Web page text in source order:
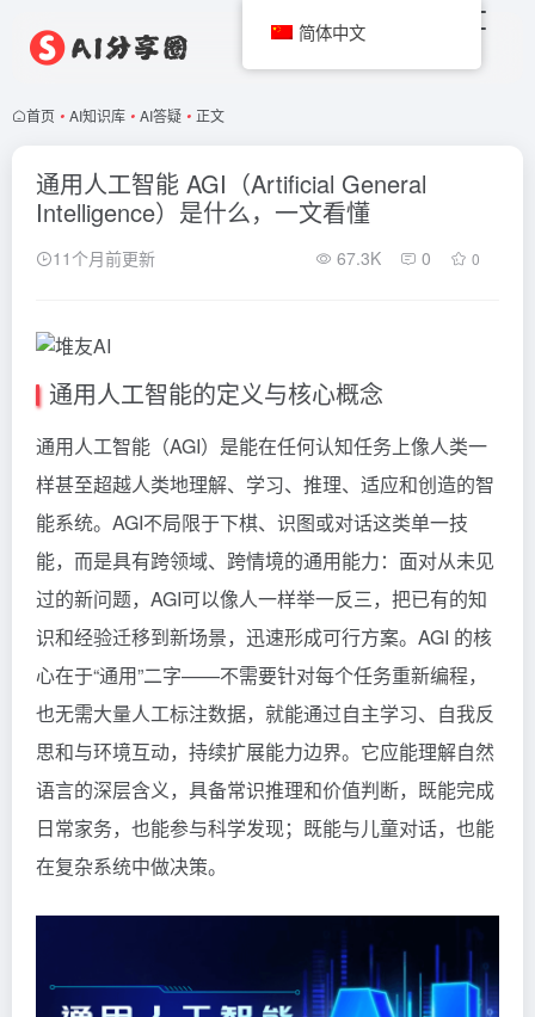
首页 • AI知识库 • AI答疑 • 正文
通用人工智能 AGI（Artificial General
Intelligence）是什么，一文看懂
11个月前更新 67.3K 0 0
通用人工智能的定义与核心概念
通用人工智能（AGI）是能在任何认知任务上像人类一
样甚至超越人类地理解、学习、推理、适应和创造的智
能系统。AGI不局限于下棋、识图或对话这类单一技
能，而是具有跨领域、跨情境的通用能力：面对从未见
过的新问题，AGI可以像人一样举一反三，把已有的知
识和经验迁移到新场景，迅速形成可行方案。AGI 的核
心在于“通用”二字——不需要针对每个任务重新编程，
也无需大量人工标注数据，就能通过自主学习、自我反
思和与环境互动，持续扩展能力边界。它应能理解自然
语言的深层含义，具备常识推理和价值判断，既能完成
日常家务，也能参与科学发现；既能与儿童对话，也能
在复杂系统中做决策。
简体中文